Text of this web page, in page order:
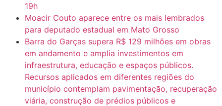
19h
Moacir Couto aparece entre os mais lembrados
para deputado estadual em Mato Grosso
Barra do Garças supera R$ 129 milhões em obras
em andamento e amplia investimentos em
infraestrutura, educação e espaços públicos.
Recursos aplicados em diferentes regiões do
município contemplam pavimentação, recuperação
viária, construção de prédios públicos e